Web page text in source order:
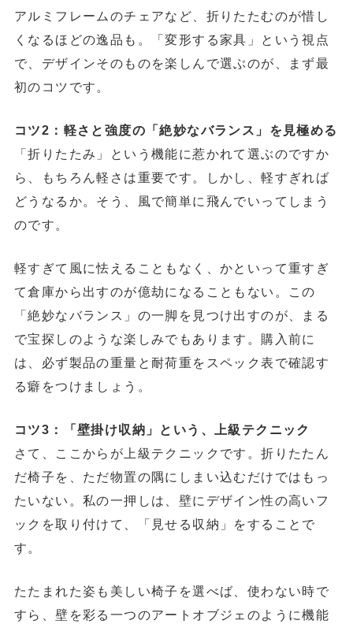
アルミフレームのチェアなど、折りたたむのが惜し
くなるほどの逸品も。「変形する家具」という視点
で、デザインそのものを楽しんで選ぶのが、まず最
初のコツです。
コツ2：軽さと強度の「絶妙なバランス」を見極める
「折りたたみ」という機能に惹かれて選ぶのですか
ら、もちろん軽さは重要です。しかし、軽すぎれば
どうなるか。そう、風で簡単に飛んでいってしまう
のです。
軽すぎて風に怯えることもなく、かといって重すぎ
て倉庫から出すのが億劫になることもない。この
「絶妙なバランス」の一脚を見つけ出すのが、まる
で宝探しのような楽しみでもあります。購入前に
は、必ず製品の重量と耐荷重をスペック表で確認す
る癖をつけましょう。
コツ3：「壁掛け収納」という、上級テクニック
さて、ここからが上級テクニックです。折りたたん
だ椅子を、ただ物置の隅にしまい込むだけではもっ
たいない。私の一押しは、壁にデザイン性の高いフ
ックを取り付けて、「見せる収納」をすることで
す。
たたまれた姿も美しい椅子を選べば、使わない時で
すら、壁を彩る一つのアートオブジェのように機能